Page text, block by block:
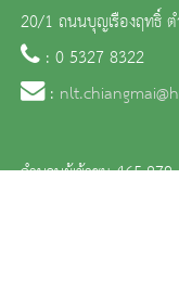
20/1 ถนนบุญเรืองฤทธิ์ ต
: 0 5327 8322
:
จำนวนผู้เข้าชม